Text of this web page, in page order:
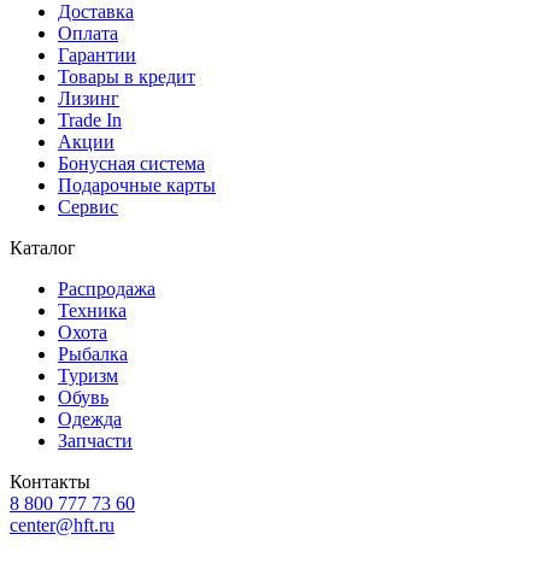
Доставка
Оплата
Гарантии
Товары в кредит
Лизинг
Trade In
Акции
Бонусная система
Подарочные карты
Сервис
Каталог
Распродажа
Техника
Охота
Рыбалка
Туризм
Обувь
Одежда
Запчасти
Контакты
8 800 777 73 60
center@hft.ru